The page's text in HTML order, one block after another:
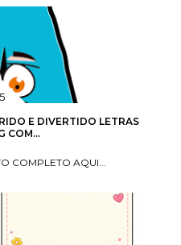
E DIVERTIDO LETRAS
COM...
COMPLETO AQUI...